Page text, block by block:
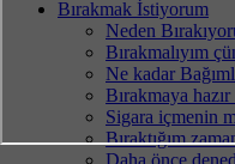
Bırakmak İstiyorum
Neden
Bırakmalıyım
Ne kadar
Bırakmaya hazır
Sigara içmenin
Bıraktığım
Daha önce